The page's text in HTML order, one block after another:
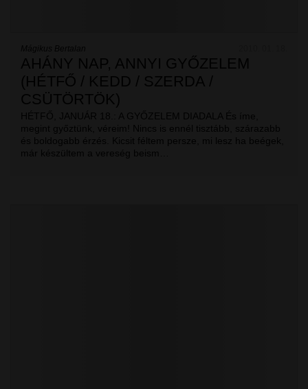
Mágikus Bertalan
AHÁNY NAP, ANNYI GYŐZELEM
(HÉTFŐ / KEDD / SZERDA /
CSÜTÖRTÖK)
HÉTFŐ, JANUÁR 18.: A GYŐZELEM DIADALA És íme,
megint győztünk, véreim! Nincs is ennél tisztább, szárazabb
és boldogabb érzés. Kicsit féltem persze, mi lesz ha beégek,
már készültem a vereség beism…